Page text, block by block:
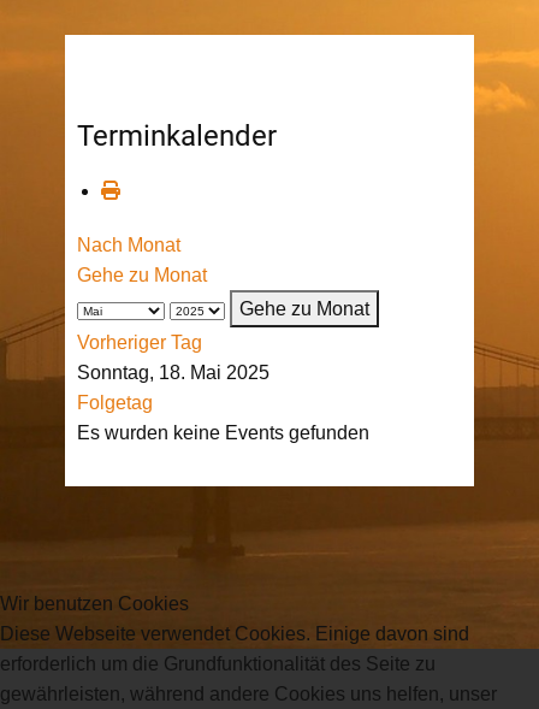
Terminkalender
Nach Monat
Gehe zu Monat
Gehe zu Monat
Vorheriger Tag
Sonntag, 18. Mai 2025
Folgetag
Es wurden keine Events gefunden
Wir benutzen Cookies
Diese Webseite verwendet Cookies. Einige davon sind
erforderlich um die Grundfunktionalität des Seite zu
gewährleisten, während andere Cookies uns helfen, unser